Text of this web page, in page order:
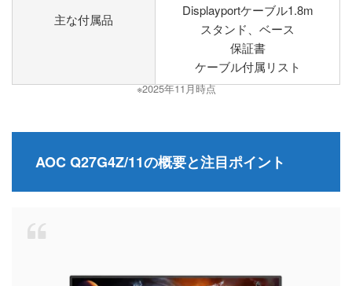
主な付属品
Displayportケーブル1.8m
スタンド、ベース
保証書
ケーブル付属リスト
※2025年11月時点
AOC Q27G4Z/11の概要と注目ポイント